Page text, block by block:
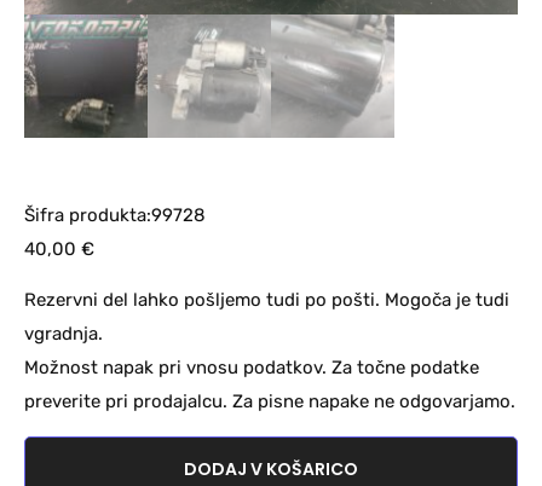
Šifra produkta:99728
40,00 €
Rezervni del lahko pošljemo tudi po pošti. Mogoča je tudi
vgradnja.
Možnost napak pri vnosu podatkov. Za točne podatke
preverite pri prodajalcu. Za pisne napake ne odgovarjamo.
DODAJ V KOŠARICO